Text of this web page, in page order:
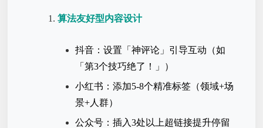
算法友好型内容设计
抖音：设置「神评论」引导互动（如
「第3个技巧绝了！」）
小红书：添加5-8个精准标签（领域+场
景+人群）
公众号：插入3处以上超链接提升停留